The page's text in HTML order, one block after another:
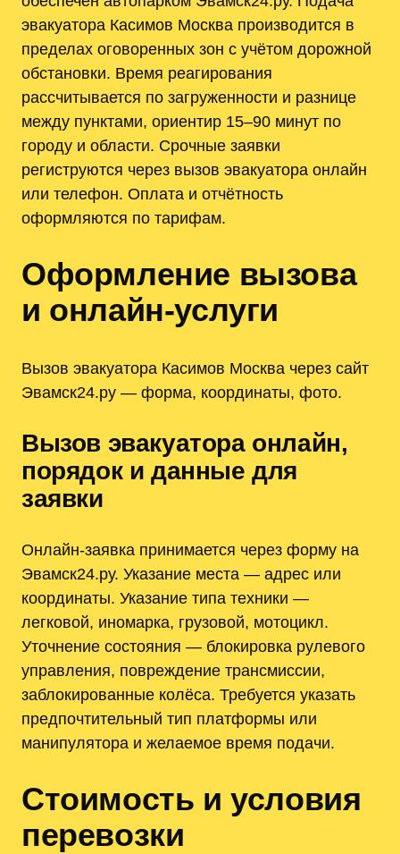
эвакуатора Касимов Москва производится в
пределах оговоренных зон с учётом дорожной
обстановки. Время реагирования
рассчитывается по загруженности и разнице
между пунктами, ориентир 15–90 минут по
городу и области. Срочные заявки
региструются через вызов эвакуатора онлайн
или телефон. Оплата и отчётность
оформляются по тарифам.
Оформление вызова
и онлайн-услуги
Вызов эвакуатора Касимов Москва через сайт
Эвамск24.ру — форма, координаты, фото.
Вызов эвакуатора онлайн,
порядок и данные для
заявки
Онлайн-заявка принимается через форму на
Эвамск24.ру. Указание места — адрес или
координаты. Указание типа техники —
легковой, иномарка, грузовой, мотоцикл.
Уточнение состояния — блокировка рулевого
управления, повреждение трансмиссии,
заблокированные колёса. Требуется указать
предпочтительный тип платформы или
манипулятора и желаемое время подачи.
Стоимость и условия
перевозки